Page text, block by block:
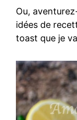
Ou,
idées de
toast que je